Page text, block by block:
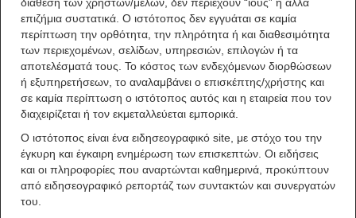
επιζήμια συστατικά. Ο ιστότοπος δεν εγγυάται σε καμία
περίπτωση την ορθότητα, την πληρότητα ή και διαθεσιμότητα
των περιεχομένων, σελίδων, υπηρεσιών, επιλογών ή τα
αποτελέσματά τους. Το κόστος των ενδεχόμενων διορθώσεων
ή εξυπηρετήσεων, το αναλαμβάνει ο επισκέπτης/χρήστης και
σε καμία περίπτωση ο ιστότοπος αυτός και η εταιρεία που τον
διαχειρίζεται ή τον εκμεταλλεύεται εμπορικά.
Ο ιστότοπος είναι ένα ειδησεογραφικό site, με στόχο του την
έγκυρη και έγκαιρη ενημέρωση των επισκεπτών. Οι ειδήσεις
και οι πληροφορίες που αναρτώνται καθημερινά, προκύπτουν
από ειδησεογραφικό ρεπορτάζ των συντακτών και συνεργατών
του.